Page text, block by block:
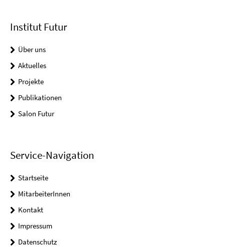
Institut Futur
Über uns
Aktuelles
Projekte
Publikationen
Salon Futur
Service-Navigation
Startseite
MitarbeiterInnen
Kontakt
Impressum
Datenschutz